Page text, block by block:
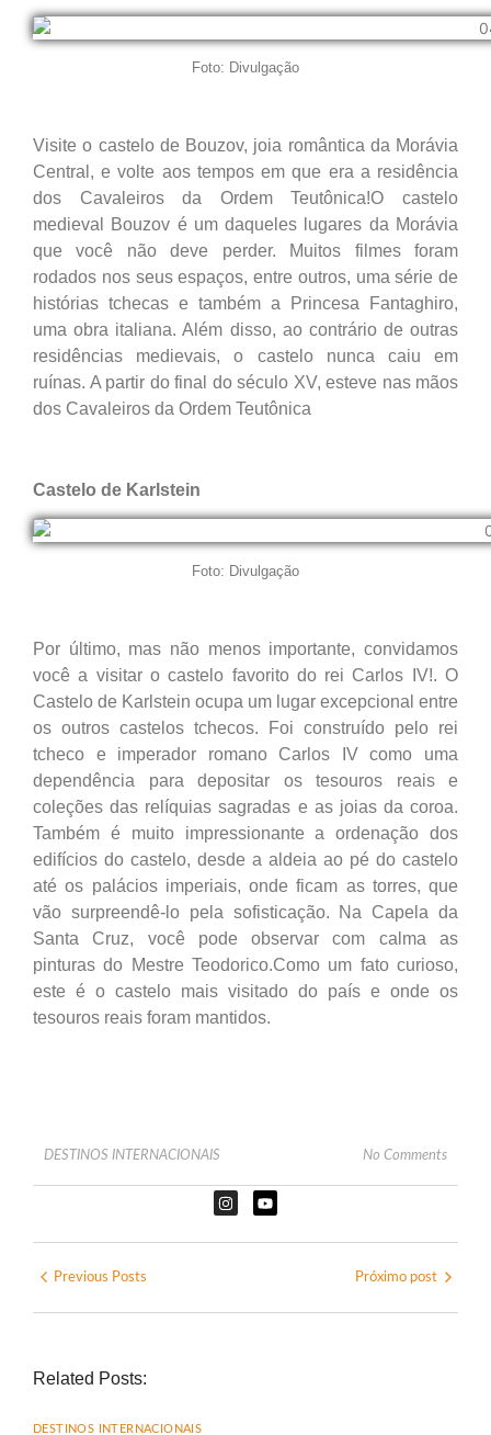
Foto: Divulgação
Visite o castelo de Bouzov, joia romântica da Morávia
Central, e volte aos tempos em que era a residência
dos Cavaleiros da Ordem Teutônica!O castelo
medieval Bouzov é um daqueles lugares da Morávia
que você não deve perder. Muitos filmes foram
rodados nos seus espaços, entre outros, uma série de
histórias tchecas e também a Princesa Fantaghiro,
uma obra italiana. Além disso, ao contrário de outras
residências medievais, o castelo nunca caiu em
ruínas. A partir do final do século XV, esteve nas mãos
dos Cavaleiros da Ordem Teutônica
Castelo de Karlstein
Foto: Divulgação
Por último, mas não menos importante, convidamos
você a visitar o castelo favorito do rei Carlos IV!. O
Castelo de Karlstein ocupa um lugar excepcional entre
os outros castelos tchecos. Foi construído pelo rei
tcheco e imperador romano Carlos IV como uma
dependência para depositar os tesouros reais e
coleções das relíquias sagradas e as joias da coroa.
Também é muito impressionante a ordenação dos
edifícios do castelo, desde a aldeia ao pé do castelo
até os palácios imperiais, onde ficam as torres, que
vão surpreendê-lo pela sofisticação. Na Capela da
Santa Cruz, você pode observar com calma as
pinturas do Mestre Teodorico.Como um fato curioso,
este é o castelo mais visitado do país e onde os
tesouros reais foram mantidos.
DESTINOS INTERNACIONAIS No Comments
Previous Posts Próximo post
Related Posts:
DESTINOS INTERNACIONAIS